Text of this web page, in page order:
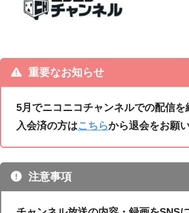
重要なお知らせ
5月でニコニコチャンネルでの配信を
入会済の方はこちらから退会をお願
注意事項